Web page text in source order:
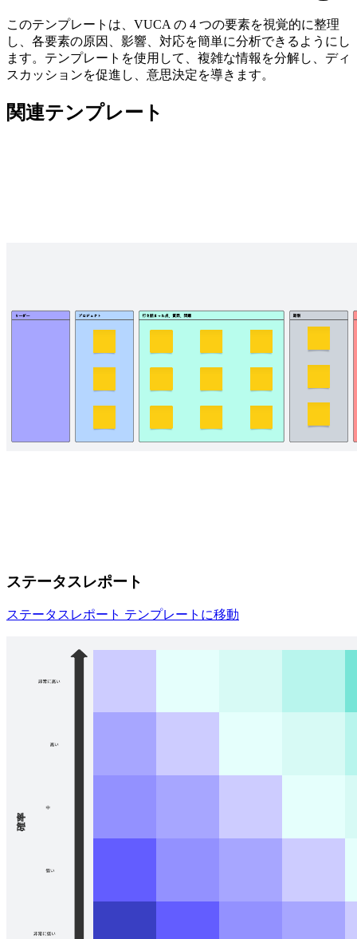
このテンプレートは、VUCA の 4 つの要素を視覚的に整理
し、各要素の原因、影響、対応を簡単に分析できるようにし
ます。テンプレートを使用して、複雑な情報を分解し、ディ
スカッションを促進し、意思決定を導きます。
関連テンプレート
ステータスレポート
ステータスレポート テンプレートに移動